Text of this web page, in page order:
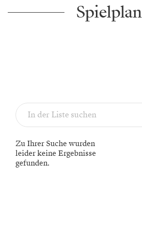
Spielplan
Zu Ihrer Suche wurden
leider keine Ergebnisse
gefunden.